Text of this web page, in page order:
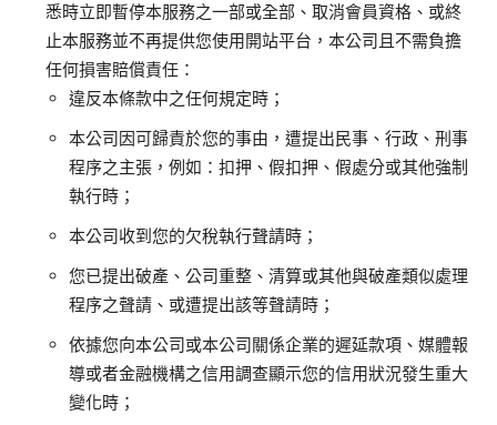
悉時立即暫停本服務之一部或全部、取消會員資格、或終
止本服務並不再提供您使用開站平台，本公司且不需負擔
任何損害賠償責任：
違反本條款中之任何規定時；
本公司因可歸責於您的事由，遭提出民事、行政、刑事
程序之主張，例如：扣押、假扣押、假處分或其他強制
執行時；
本公司收到您的欠稅執行聲請時；
您已提出破產、公司重整、清算或其他與破產類似處理
程序之聲請、或遭提出該等聲請時；
依據您向本公司或本公司關係企業的遲延款項、媒體報
導或者金融機構之信用調查顯示您的信用狀況發生重大
變化時；